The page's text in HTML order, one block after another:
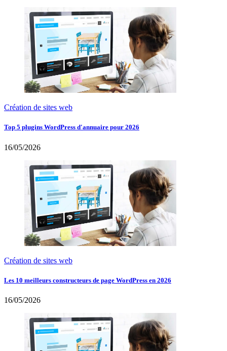
Création de sites web
Top 5 plugins WordPress d'annuaire pour 2026
16/05/2026
Création de sites web
Les 10 meilleurs constructeurs de page WordPress en 2026
16/05/2026